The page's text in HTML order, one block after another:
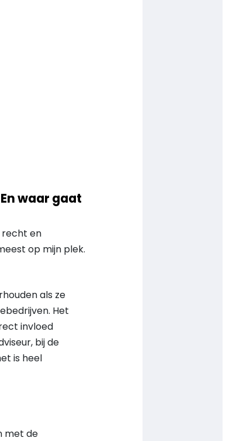
waar gaat
recht en
op mijn plek.
als ze
Het
invloed
bij de
is heel
met de